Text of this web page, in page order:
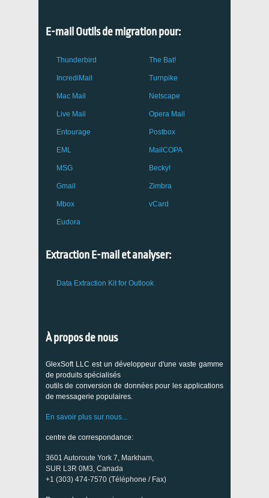
E-mail Outils de migration pour:
Thunderbird
IncrediMail
Mac Mail
Live Mail
Entourage
EML
MSG
Gmail
Mbox
Eudora
The Bat!
Turnpike
Netscape
Opera Mail
Postbox
MailCOPA
Becky!
Zimbra
vCard
Extraction E-mail et analyser:
Data Extraction Kit for Outlook
À propos de nous
GlexSoft LLC est un développeur d'une vaste gamme
de produits spécialisés
outils de conversion de données pour les applications
de messagerie populaires.
En savoir plus sur nous...
centre de correspondance:
3601 Autoroute York 7, Markham,
SUR L3R 0M3, Canada
+1 (303) 474-7570 (Téléphone / Fax)